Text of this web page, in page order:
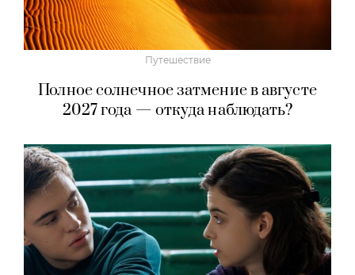
Путешествие
Полное солнечное затмение в августе
2027 года — откуда наблюдать?